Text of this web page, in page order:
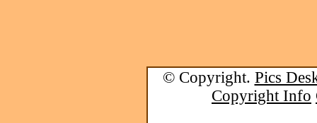
© Copyright. Pics
Copyright Info